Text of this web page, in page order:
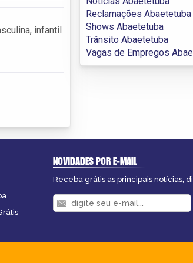
infantil
Reclamações Abaetetuba
Shows Abaetetuba
Trânsito Abaetetuba
Vagas de Empregos
NOVIDADES POR E-MAIL
Receba grátis as principais notícias,